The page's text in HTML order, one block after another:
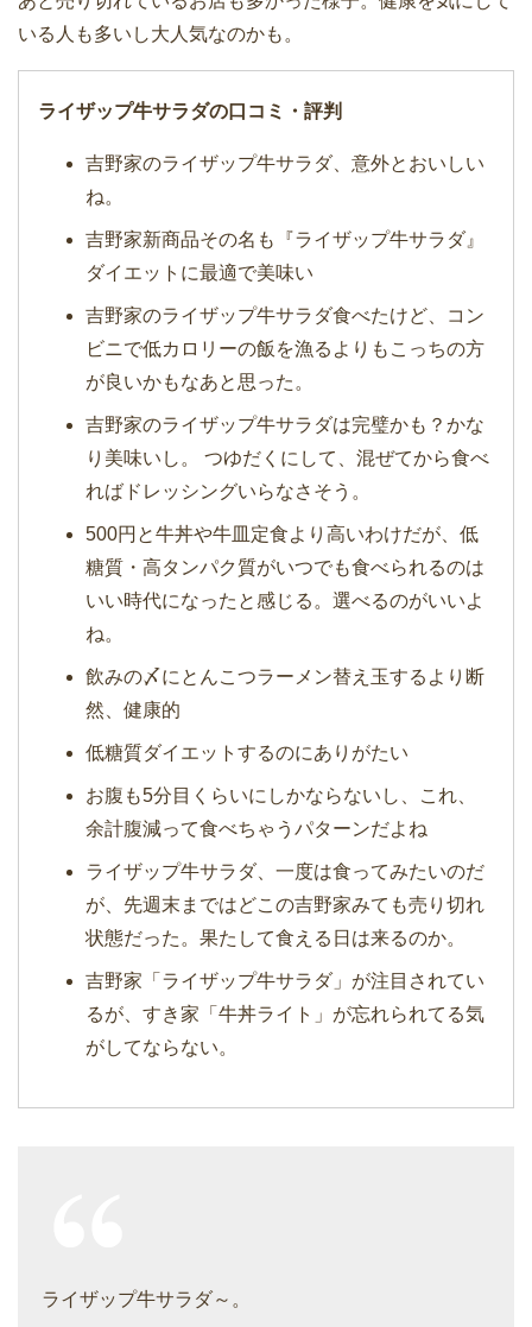
いる人も多いし大人気なのかも。
ライザップ牛サラダの口コミ・評判
吉野家のライザップ牛サラダ、意外とおいしい
ね。
吉野家新商品その名も『ライザップ牛サラダ』
ダイエットに最適で美味い
吉野家のライザップ牛サラダ食べたけど、コン
ビニで低カロリーの飯を漁るよりもこっちの方
が良いかもなあと思った。
吉野家のライザップ牛サラダは完璧かも？かな
り美味いし。 つゆだくにして、混ぜてから食べ
ればドレッシングいらなさそう。
500円と牛丼や牛皿定食より高いわけだが、低
糖質・高タンパク質がいつでも食べられるのは
いい時代になったと感じる。選べるのがいいよ
ね。
飲みの〆にとんこつラーメン替え玉するより断
然、健康的
低糖質ダイエットするのにありがたい
お腹も5分目くらいにしかならないし、これ、
余計腹減って食べちゃうパターンだよね
ライザップ牛サラダ、一度は食ってみたいのだ
が、先週末まではどこの吉野家みても売り切れ
状態だった。果たして食える日は来るのか。
吉野家「ライザップ牛サラダ」が注目されてい
るが、すき家「牛丼ライト」が忘れられてる気
がしてならない。
ライザップ牛サラダ～。